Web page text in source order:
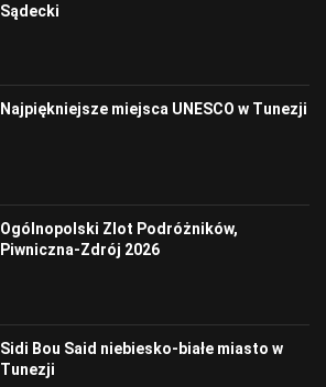
Sądecki
Najpiękniejsze miejsca UNESCO w Tunezji
Ogólnopolski Zlot Podróżników,
Piwniczna-Zdrój 2026
Sidi Bou Said niebiesko-białe miasto w
Tunezji